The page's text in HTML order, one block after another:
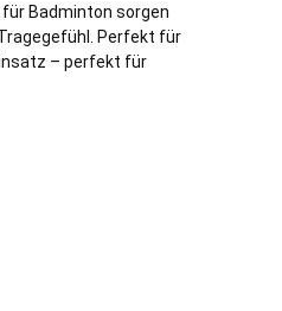
Badminton sorgen
Perfekt für
– perfekt für